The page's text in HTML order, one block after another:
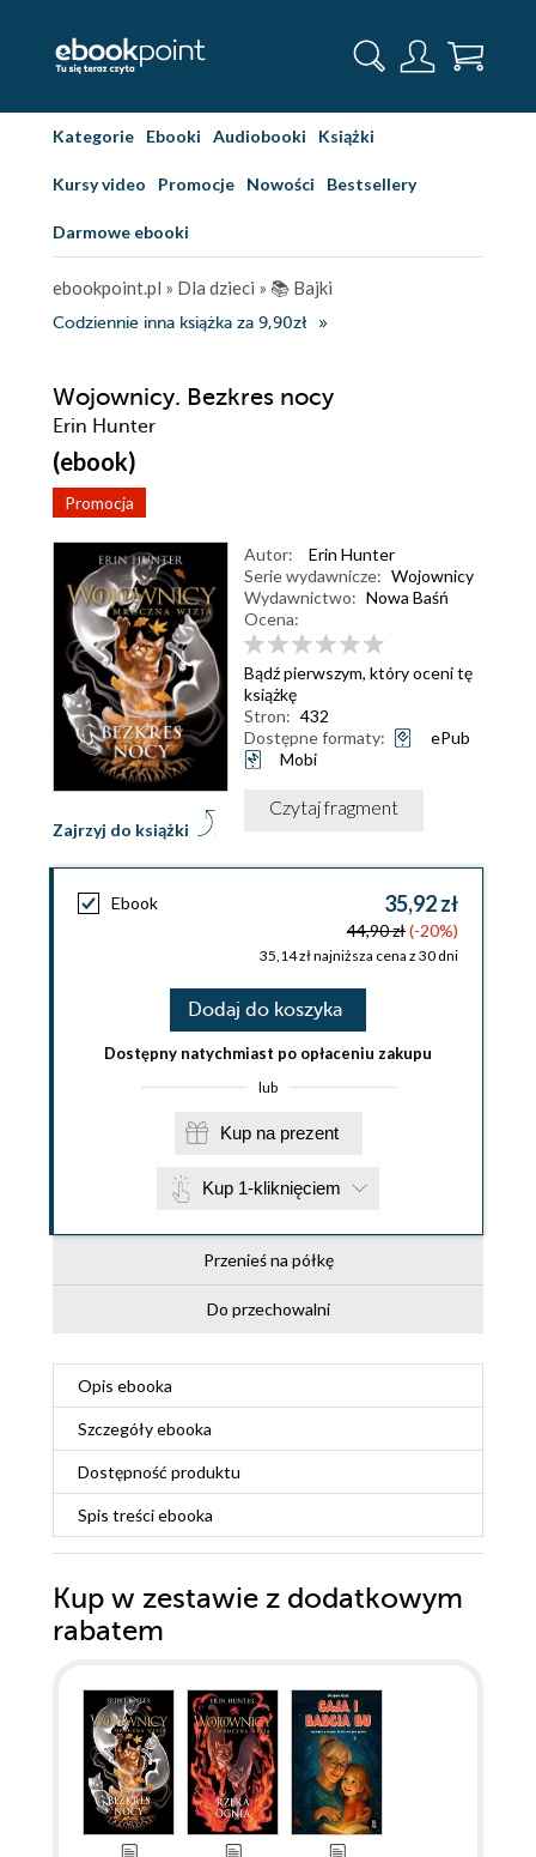
Kategorie Ebooki Audiobooki Książki
Kursy video Promocje Nowości Bestsellery
Darmowe ebooki
ebookpoint.pl » Dla dzieci » 📚 Bajki
Codziennie inna książka za 9,90zł
Wojownicy. Bezkres nocy
Erin Hunter
(ebook)
Promocja
Zajrzyj do książki
Autor:
Erin Hunter
Serie wydawnicze: Wojownicy
Wydawnictwo: Nowa Baśń
Ocena:
Bądź pierwszym, który oceni tę
książkę
Stron: 432
Dostępne formaty:
ePub
Mobi
Czytaj fragment
Ebook 35,92 zł
44,90 zł(-20%)
35,14 zł najniższa cena z 30 dni
Dodaj do koszyka
Dostępny natychmiast po opłaceniu zakupu
lub
Kup na prezent
Kup 1-kliknięciem
Przenieś na półkę
Do przechowalni
Opis ebooka
Szczegółyebooka
Dostępność produktu
Spis treściebooka
Kup w zestawie z dodatkowym
rabatem